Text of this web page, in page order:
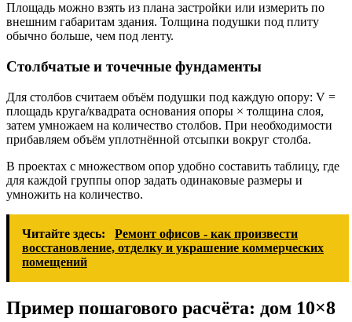
Площадь можно взять из плана застройки или измерить по
внешним габаритам здания. Толщина подушки под плиту
обычно больше, чем под ленту.
Столбчатые и точечные фундаменты
Для столбов считаем объём подушки под каждую опору: V =
площадь круга/квадрата основания опоры × толщина слоя,
затем умножаем на количество столбов. При необходимости
прибавляем объём уплотнённой отсыпки вокруг столба.
В проектах с множеством опор удобно составить таблицу, где
для каждой группы опор задать одинаковые размеры и
умножить на количество.
Читайте здесь:
Ремонт офисов - как произвести
восстановление, отделку и украшение коммерческих
помещений
Пример пошагового расчёта: дом 10×8